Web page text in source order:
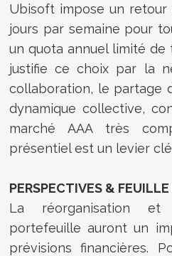
Ubisoft impose un retour
jours par semaine pour
un quota annuel limité de
justifie ce choix par la
collaboration, le partage
dynamique collective,
marché AAA très
présentiel est un levier
PERSPECTIVES &
La réorganisation
portefeuille auront un
prévisions financières.